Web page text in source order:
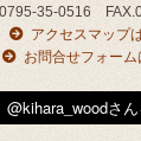
35-0516
アクセスマップ
お問合せフォーム